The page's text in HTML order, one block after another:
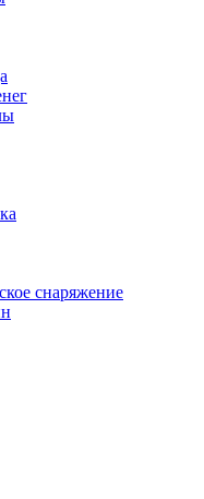
снаряжение